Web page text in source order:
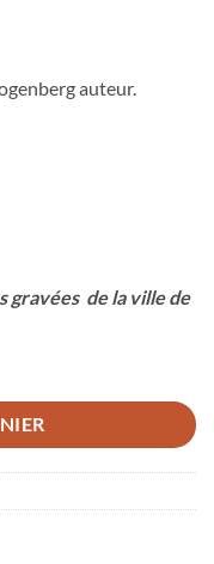
auteur.
gravées de la ville de